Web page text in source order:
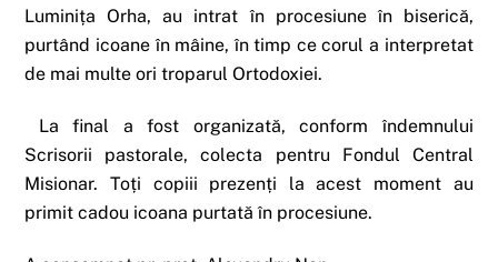
Luminița Orha, au intrat în procesiune în biserică,
purtând icoane în mâine, în timp ce corul a interpretat
de mai multe ori troparul Ortodoxiei.
La final a fost organizată, conform îndemnului
Scrisorii pastorale, colecta pentru Fondul Central
Misionar. Toți copiii prezenți la acest moment au
primit cadou icoana purtată în procesiune.